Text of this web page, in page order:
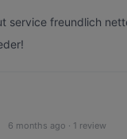
service freundlich
6 months ago · 1 review